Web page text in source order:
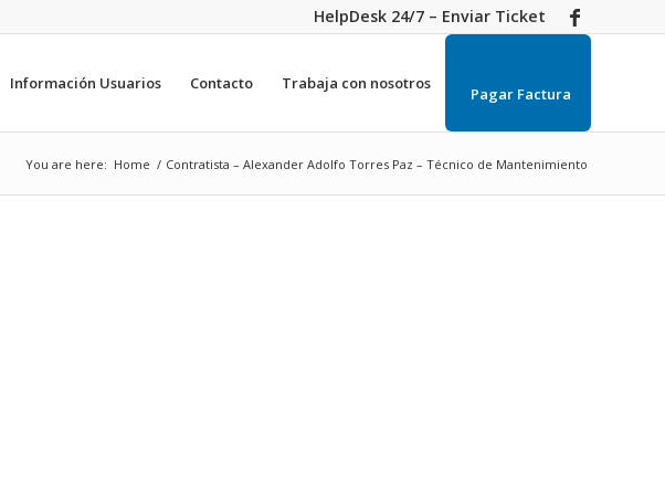
HelpDesk 24/7 – Enviar Ticket
Información Usuarios Contacto Trabaja con nosotros
Pagar Factura
You are here: Home / Contratista – Alexander Adolfo Torres Paz – Técnico de Mantenimiento